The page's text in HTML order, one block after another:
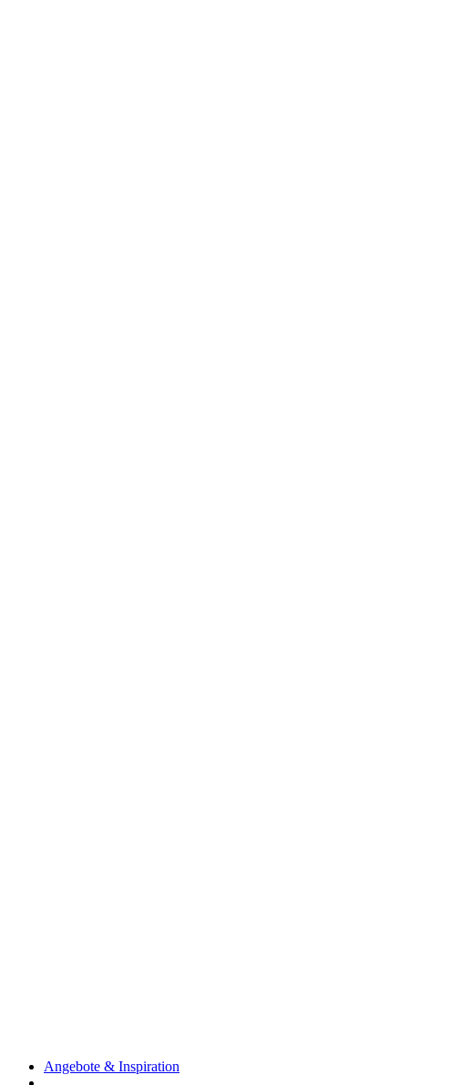
Angebote & Inspiration